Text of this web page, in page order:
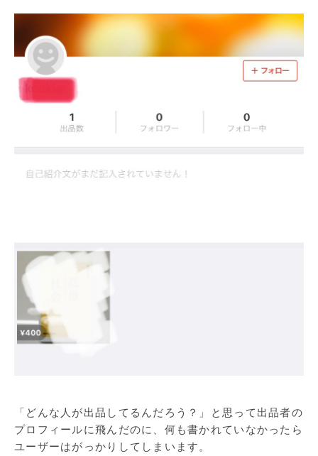
「どんな人が出品してるんだろう？」と思って出品者の
プロフィールに飛んだのに、何も書かれていなかったら
ユーザーはがっかりしてしまいます。